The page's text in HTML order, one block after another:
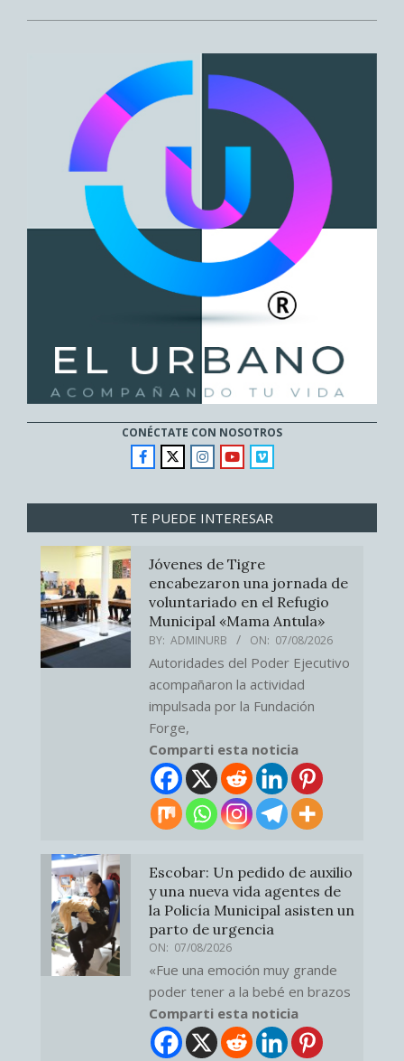
CONÉCTATE CON NOSOTROS
TE PUEDE INTERESAR
Jóvenes de Tigre
encabezaron una jornada de
voluntariado en el Refugio
Municipal «Mama Antula»
BY: ADMINURB ON: 07/08/2026
Autoridades del Poder Ejecutivo
acompañaron la actividad
impulsada por la Fundación
Forge,
Comparti esta noticia
Escobar: Un pedido de auxilio
y una nueva vida agentes de
la Policía Municipal asisten un
parto de urgencia
ON: 07/08/2026
«Fue una emoción muy grande
poder tener a la bebé en brazos
Comparti esta noticia